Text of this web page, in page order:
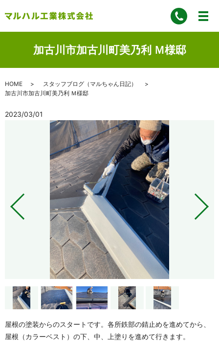
加古川市加古川町美乃利 Ｍ様邸
HOME
スタッフブログ（マルちゃん日記）
加古川市加古川町美乃利 Ｍ様邸
2023/03/01
屋根の塗装からのスタートです。各所鉄部の錆止めを進めてから、
屋根（カラーベスト）の下、中、上塗りを進めて行きます。